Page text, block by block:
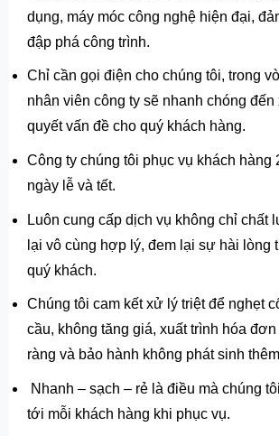
dụng, máy móc công nghệ hiện đại,
đập phá công trình.
Chỉ cần gọi điện cho chúng tôi, trong
nhân viên công ty sẽ nhanh chóng đến
quyết vấn đề cho quý khách hàng.
Công ty chúng tôi phục vụ khách hàng
ngày lễ và tết.
Luôn cung cấp dịch vụ không chỉ chất
lại vô cùng hợp lý, đem lại sự hài lòng
quý khách.
Chúng tôi cam kết xử lý triệt để nghẹt
cầu, không tăng giá, xuất trình hóa
ràng và bảo hành không phát sinh
Nhanh – sạch – rẻ là điều mà chúng
tới mỗi khách hàng khi phục vụ.